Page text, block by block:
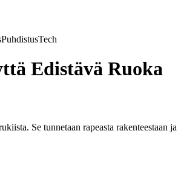
PuhdistusTech
Edistävä Ruoka
Se tunnetaan rapeasta rakenteestaan